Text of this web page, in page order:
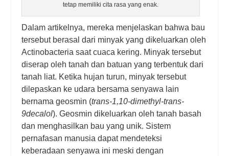
tetap memiliki cita rasa yang enak.
Dalam artikelnya, mereka menjelaskan bahwa bau
tersebut berasal dari minyak yang dikeluarkan oleh
Actinobacteria saat cuaca kering. Minyak tersebut
diserap oleh tanah dan batuan yang terbentuk dari
tanah liat. Ketika hujan turun, minyak tersebut
dilepaskan ke udara bersama senyawa lain
bernama geosmin (trans-1,10-dimethyl-trans-
9decalol). Geosmin dikeluarkan oleh tanah basah
dan menghasilkan bau yang unik. Sistem
pernafasan manusia dapat mendeteksi
keberadaan senyawa ini meski dengan